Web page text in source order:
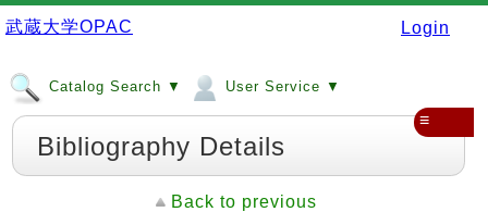
武蔵大学OPAC Login
Catalog Search ▼ User Service ▼
≡
Bibliography Details
Back to previous